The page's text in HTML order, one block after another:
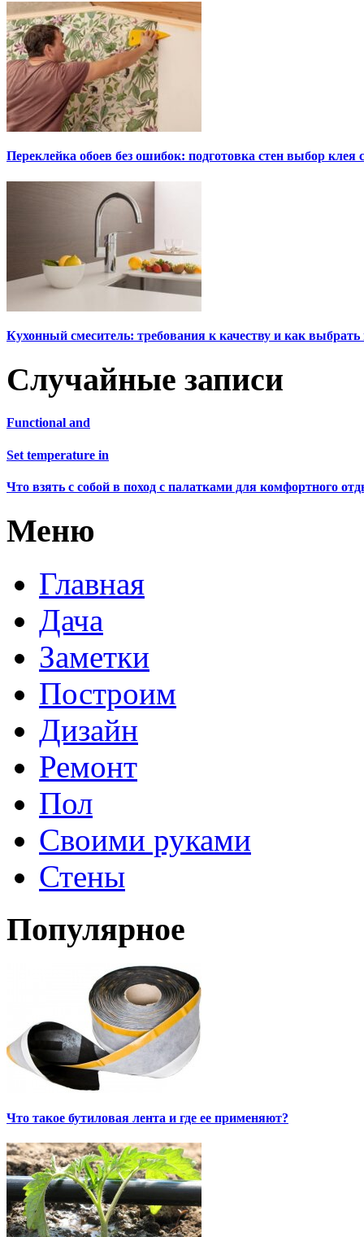
Переклейка обоев без ошибок: подготовка стен выбор клея
Кухонный смеситель: требования к качеству и как
Случайные записи
Functional and
Set temperature in
Что взять с собой в поход с палатками для комфортного
Меню
Главная
Дача
Заметки
Построим
Дизайн
Ремонт
Пол
Своими руками
Стены
Популярное
Что такое бутиловая лента и где ее применяют?